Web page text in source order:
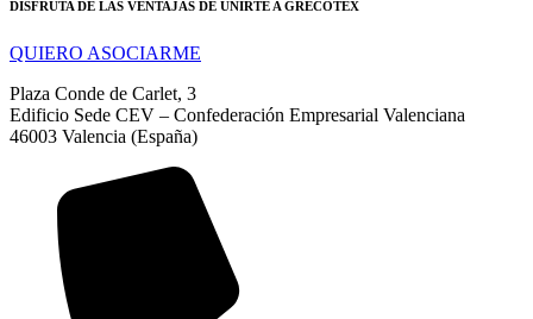
DISFRUTA DE LAS VENTAJAS DE UNIRTE A GRECOTEX
QUIERO ASOCIARME
Plaza Conde de Carlet, 3
Edificio Sede CEV – Confederación Empresarial Valenciana
46003 Valencia (España)